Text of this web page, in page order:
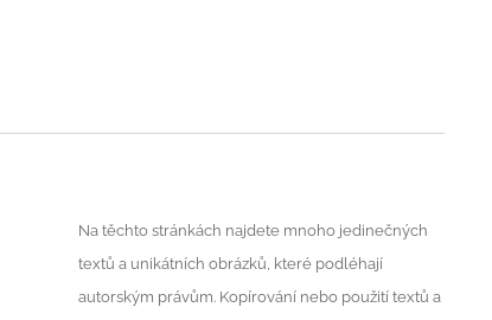
Na těchto stránkách najdete mnoho jedinečných
textů a unikátních obrázků, které podléhají
autorským právům. Kopírování nebo použití textů a